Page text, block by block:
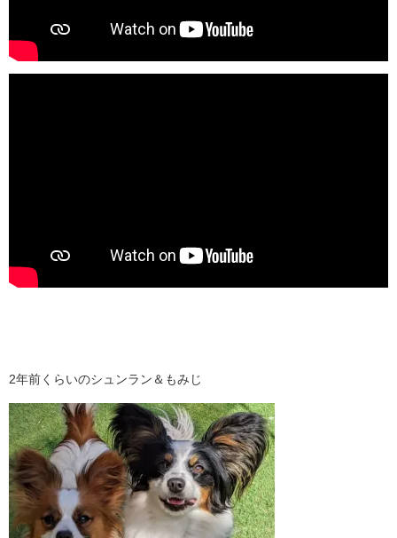
2年前くらいのシュンラン＆もみじ